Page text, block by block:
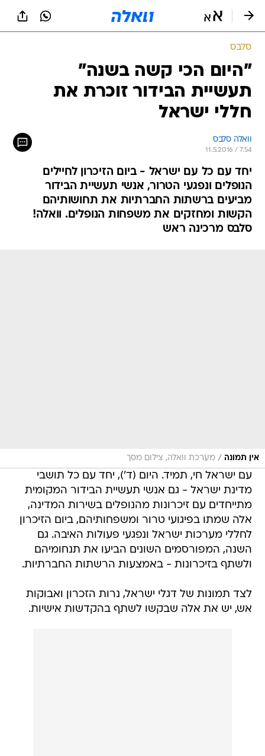
סלבס
"היום הכי קשה בשנה"
תעשיית הבידור זוכרת את
חללי ישראל
וואלה סלבס
11.5.2016 / 7:54
יחד עם כל עם ישראל - ביום הזיכרון לחיילים
הנופלים ונפגעי הטרור, אנשי תעשיית הבידור
מביעים ברשתות החברתיות את תחושותיהם
הקשות ומחזקים את משפחות הנופלים. וואלה!
סלבס מרכינה ראש
אין תמונה / מערכת וואלה, צילום מסך
עם ישראל חי, תמיד. היום (ד'), יחד עם כל תושבי
מדינת ישראל - גם אנשי תעשיית הבידור המקומית
מתייחדים עם זיכרונות מהנופלים בשירות המדינה,
אלה שמתו בפיגועי טרור ומשפחותיהם, ביום הזיכרון
לחללי מערכות ישראל ונפגעי פעולות האיבה. גם
השנה, המפורסמים השונים הביעו את תנחומיהם
ולשתף בזיכרונות - באמצעות הרשתות החברתיות.
לצד תמונות של דגלי ישראל, נרות הזכרון ואבוקות
אש, יש את אלה שבקשו לשתף בהקדשות אישיות.